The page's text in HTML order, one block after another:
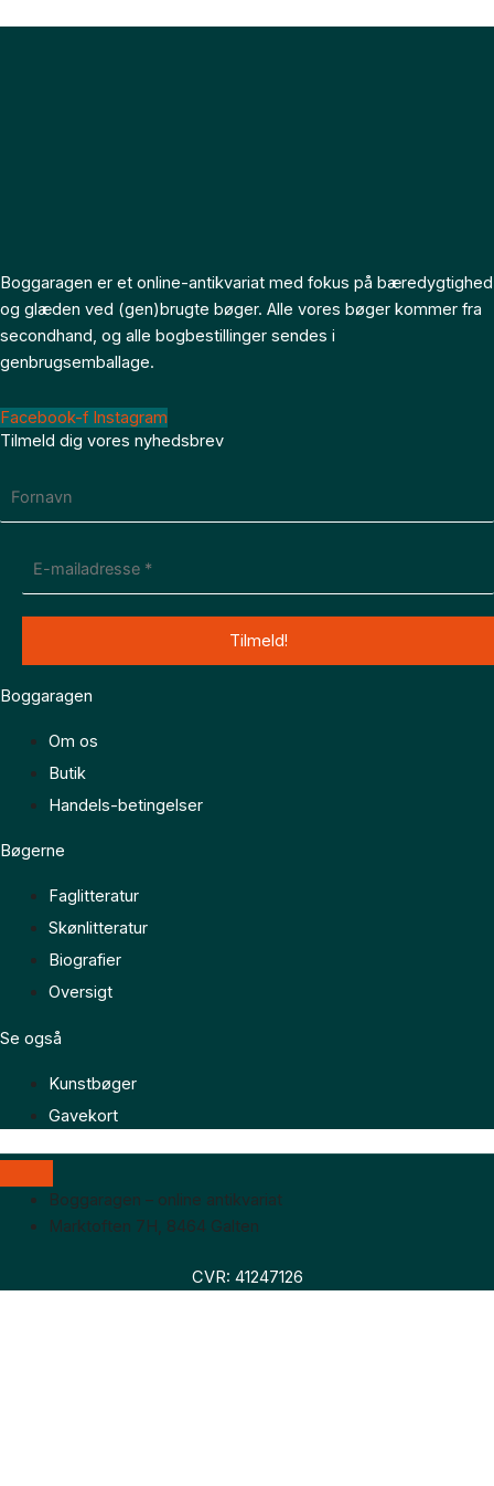
Boggaragen er et online-antikvariat med fokus på bæredygtighed
og glæden ved (gen)brugte bøger. Alle vores bøger kommer fra
secondhand, og alle bogbestillinger sendes i
genbrugsemballage.
Facebook-f Instagram
Tilmeld dig vores nyhedsbrev
Boggaragen
Om os
Butik
Handels-betingelser
Bøgerne
Faglitteratur
Skønlitteratur
Biografier
Oversigt
Se også
Kunstbøger
Gavekort
Boggaragen – online antikvariat
Marktoften 7H, 8464 Galten
CVR: 41247126